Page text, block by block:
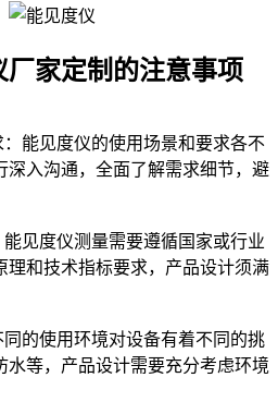
家定制的注意事项
能见度仪的使用场景和要求各不
深入沟通，全面了解需求细节，避
见度仪测量需要遵循国家或行业
理和技术指标要求，产品设计须满
的使用环境对设备有着不同的挑
水等，产品设计需要充分考虑环境